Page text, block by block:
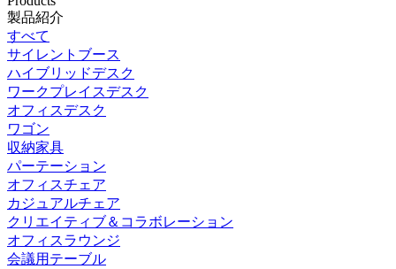
製品紹介
すべて
サイレントブース
ハイブリッドデスク
ワークプレイスデスク
オフィスデスク
ワゴン
収納家具
パーテーション
オフィスチェア
カジュアルチェア
クリエイティブ＆コラボレーション
オフィスラウンジ
会議用テーブル